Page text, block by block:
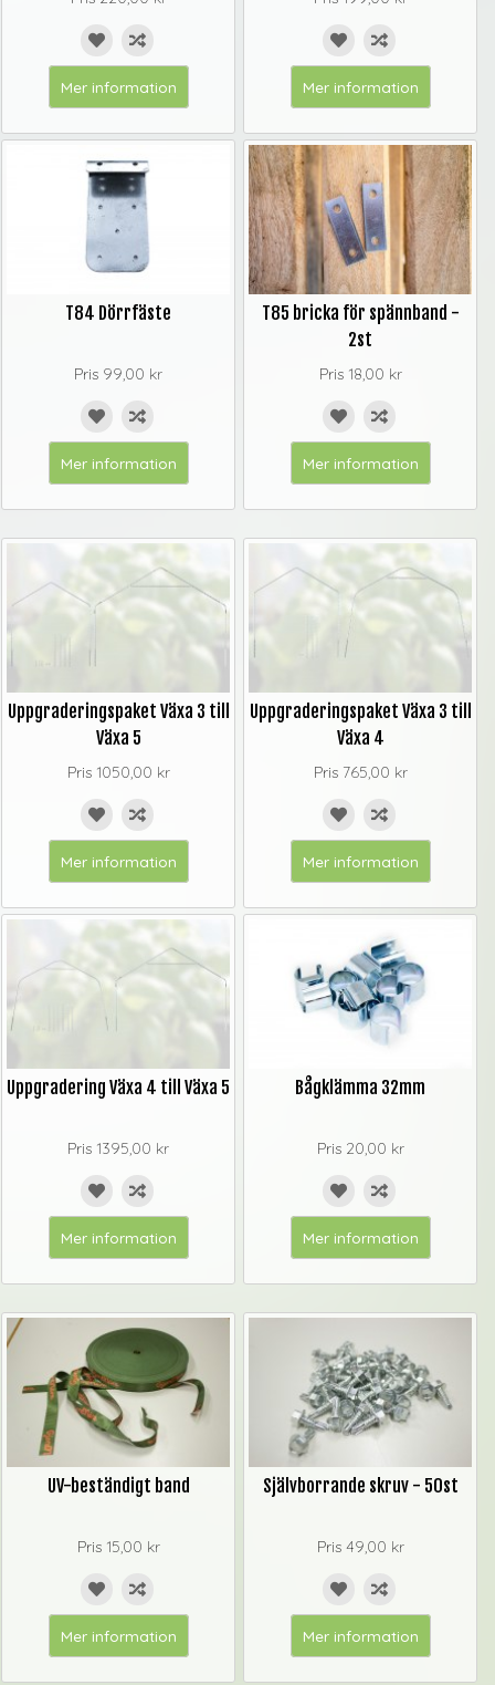
Mer information Mer information
T84 Dörrfäste
Pris 99,00 kr
Mer information
T85 bricka för spännband -
2st
Pris 18,00 kr
Mer information
Uppgraderingspaket Växa 3 till
Växa 5
Pris 1050,00 kr
Mer information
Uppgraderingspaket Växa 3 till
Växa 4
Pris 765,00 kr
Mer information
Uppgradering Växa 4 till Växa 5
Pris 1395,00 kr
Mer information
Bågklämma 32mm
Pris 20,00 kr
Mer information
UV-beständigt band
Pris 15,00 kr
Mer information
Självborrande skruv - 50st
Pris 49,00 kr
Mer information